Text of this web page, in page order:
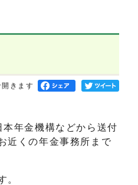
きます
年金機構などから送付
近くの年金事務所まで
。